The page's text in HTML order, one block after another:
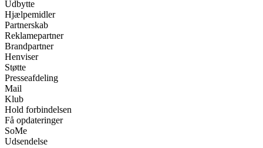
Udbytte
Hjælpemidler
Partnerskab
Reklamepartner
Brandpartner
Henviser
Støtte
Presseafdeling
Mail
Klub
Hold forbindelsen
Få opdateringer
SoMe
Udsendelse